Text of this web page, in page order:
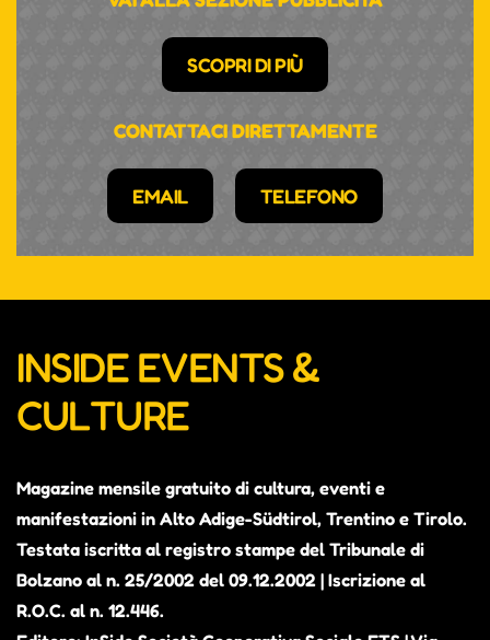
SCOPRI DI PIÙ
CONTATTACI DIRETTAMENTE
EMAIL TELEFONO
INSIDE EVENTS &
CULTURE
Magazine mensile gratuito di cultura, eventi e
manifestazioni in Alto Adige-Südtirol, Trentino e Tirolo.
Testata iscritta al registro stampe del Tribunale di
Bolzano al n. 25/2002 del 09.12.2002 | Iscrizione al
R.O.C. al n. 12.446.